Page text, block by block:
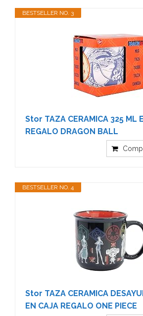
BESTSELLER NO. 3
Stor TAZA CERAMICA 325 ML
REGALO DRAGON BALL
BESTSELLER NO. 4
Stor TAZA CERAMICA
EN CAJA REGALO ONE PIECE